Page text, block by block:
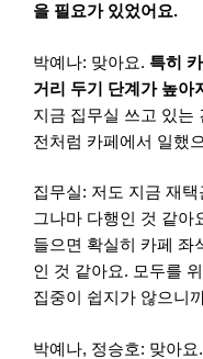
을 필요가 있었어요.
박예나: 맞아요. 특히
거리 두기 단계가 높아
지금 집무실 쓰고 있는
전처럼 카페에서 일했
집무실: 저도 지금 재
그나마 다행인 것 같아
들으면 확실히 카페 좌
인 것 같아요. 모두를
집중이 쉽지가 않으니
박예나, 정승호: 맞아요